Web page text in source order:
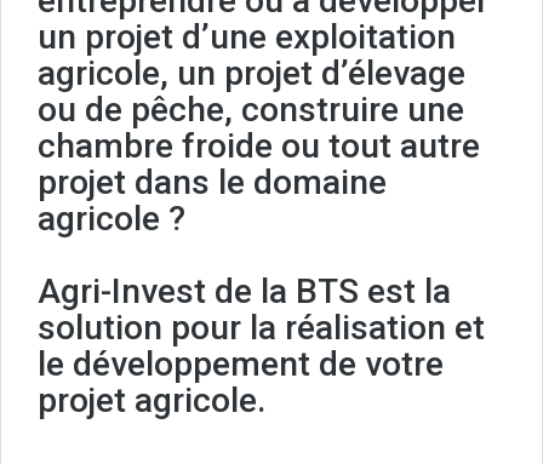
un projet d’une exploitation
agricole, un projet d’élevage
ou de pêche, construire une
chambre froide ou tout autre
projet dans le domaine
agricole ?
Agri-Invest de la BTS est la
solution pour la réalisation et
le développement de votre
projet agricole.